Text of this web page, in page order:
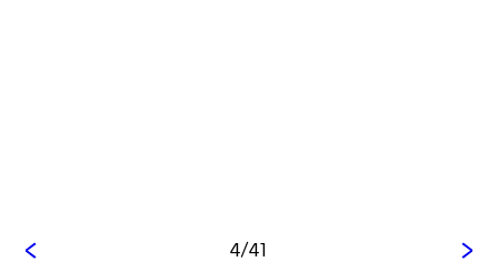
< 4/41 >